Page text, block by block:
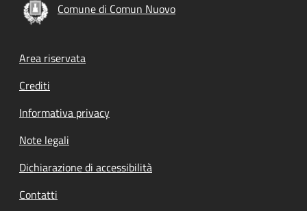
Comune di Comun Nuovo
Footer menu
Area riservata
Crediti
Informativa privacy
Note legali
Dichiarazione di accessibilità
Contatti